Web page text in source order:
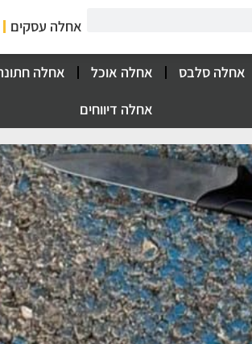
אחלה עסקים
אחלה סלבס אחלה אוכל אחלה
אחלה דיווחים